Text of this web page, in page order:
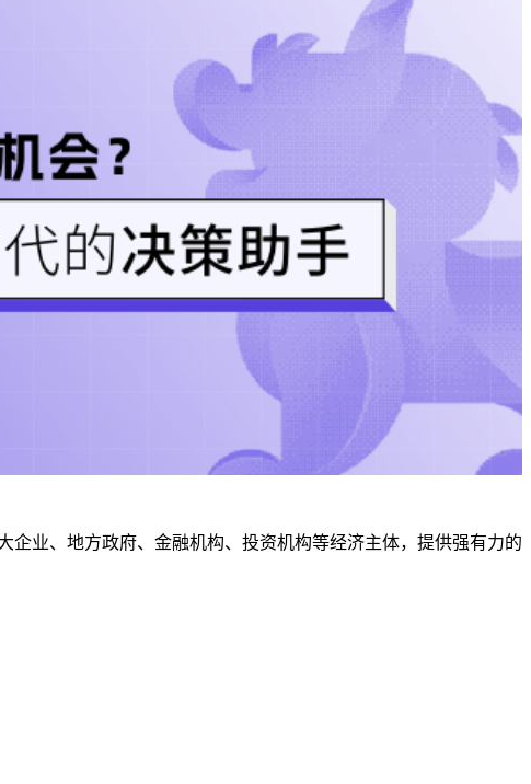
企业、地方政府、金融机构、投资机构等经济主体，提供强有力的